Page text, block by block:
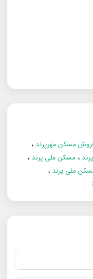
مسکن مهرپرند
مسکن ملی پرند
ملی پرند